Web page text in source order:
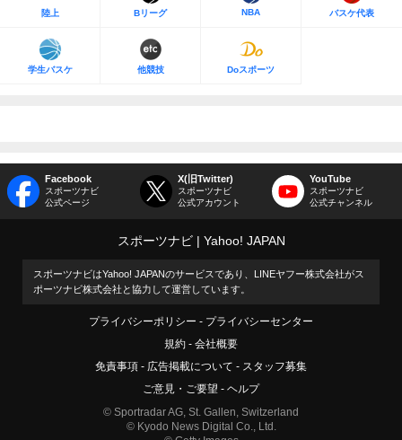
陸上 Bリーグ NBA バスケ代表
学生バスケ 他競技 Doスポーツ
Facebook
スポーツナビ
公式ページ
X(旧Twitter)
スポーツナビ
公式アカウント
YouTube
スポーツナビ
公式チャンネル
スポーツナビ Yahoo! JAPAN
スポーツナビはYahoo! JAPANのサービスであり、LINEヤフー株式会社がス
ポーツナビ株式会社と協力して運営しています。
プライバシーポリシー
プライバシーセンター
規約
会社概要
免責事項
広告掲載について
スタッフ募集
ご意見・ご要望
ヘルプ
© Sportradar AG, St. Gallen, Switzerland
© Kyodo News Digital Co., Ltd.